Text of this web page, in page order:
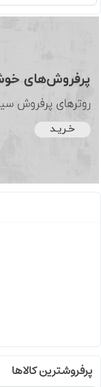
پرفروشترین کالاها